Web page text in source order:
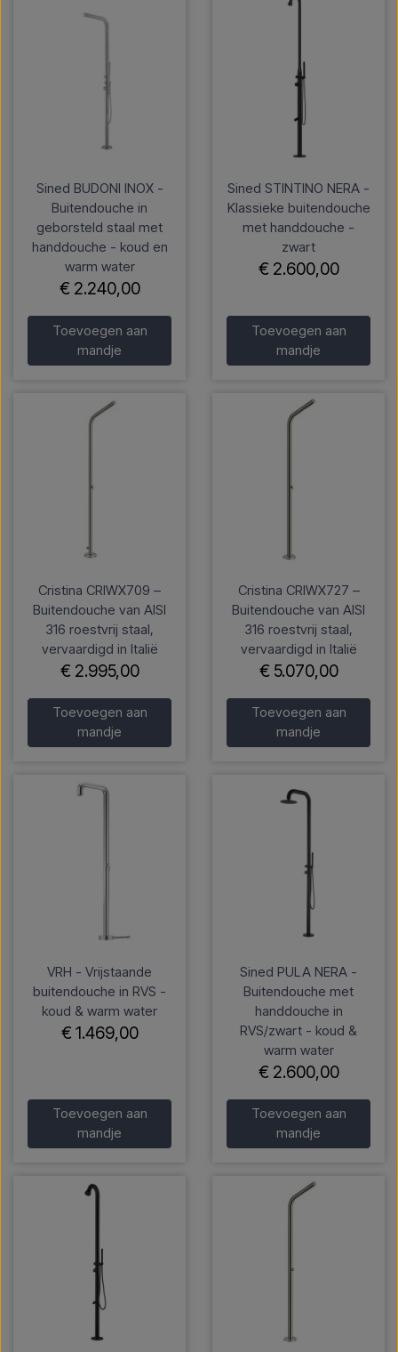
Sined BUDONI INOX -
Buitendouche in
geborsteld staal met
handdouche - koud en
warm water
€ 2.240,00
Toevoegen aan
mandje
Sined STINTINO NERA -
Klassieke buitendouche
met handdouche -
zwart
€ 2.600,00
Toevoegen aan
mandje
Cristina CRIWX709 –
Buitendouche van AISI
316 roestvrij staal,
vervaardigd in Italië
€ 2.995,00
Toevoegen aan
mandje
Cristina CRIWX727 –
Buitendouche van AISI
316 roestvrij staal,
vervaardigd in Italië
€ 5.070,00
Toevoegen aan
mandje
VRH - Vrijstaande
buitendouche in RVS -
koud & warm water
€ 1.469,00
Toevoegen aan
mandje
Sined PULA NERA -
Buitendouche met
handdouche in
RVS/zwart - koud &
warm water
€ 2.600,00
Toevoegen aan
mandje